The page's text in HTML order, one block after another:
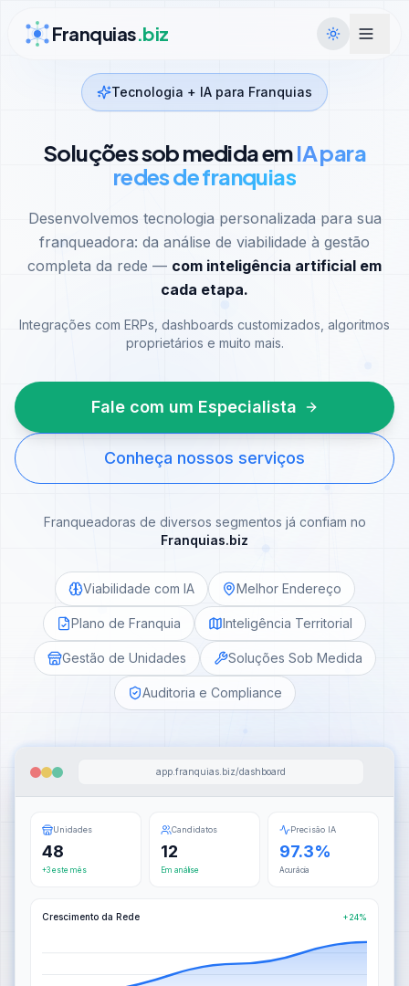
Franquias.biz
Tecnologia + IA para Franquias
Soluções sob medida emIA para
redes de franquias
Desenvolvemos tecnologia personalizada para sua
franqueadora: da análise de viabilidade à gestão
completa da rede — com inteligência artificial em
cada etapa.
Integrações com ERPs, dashboards customizados, algoritmos
proprietários e muito mais.
Fale com um Especialista
Conheça nossos serviços
Franqueadoras de diversos segmentos já confiam no
Franquias.biz
Viabilidade com IA Melhor Endereço
Plano de Franquia Inteligência Territorial
Gestão de Unidades Soluções Sob Medida
Auditoria e Compliance
app.franquias.biz/dashboard
Unidades
48
+3 este mês
Candidatos
12
Em análise
Precisão IA
97.3%
Acurácia
Crescimento da Rede +24%